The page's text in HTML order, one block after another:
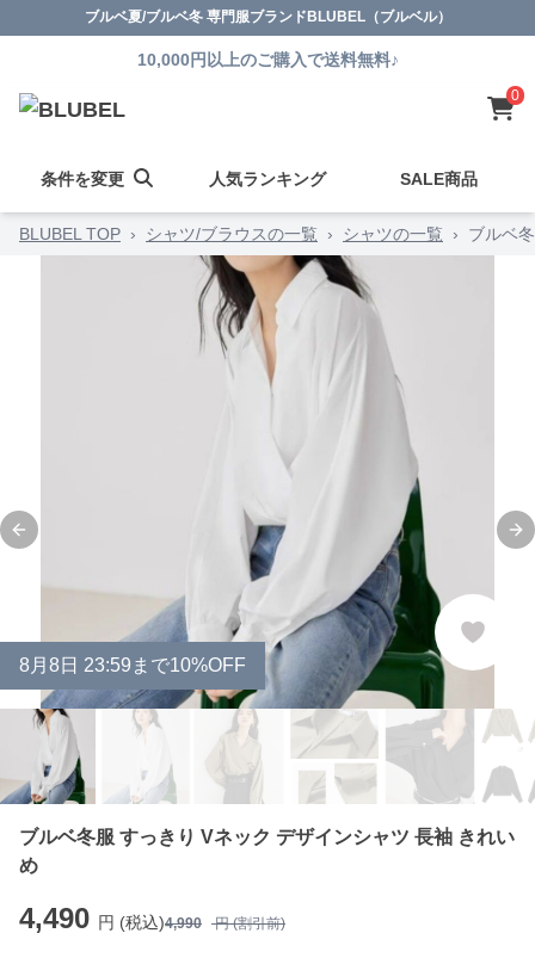
ブルベ夏/ブルベ冬 専門服ブランドBLUBEL（ブルベル）
10,000円以上のご購入で送料無料♪
0
条件を変更 人気ランキング SALE商品
BLUBEL TOP › シャツ/ブラウスの一覧 › シャツの一覧 › ブルベ
Previous slide
8 月 8 日 23:59まで10%OFF
ブルベ冬服 すっきり Vネック デザインシャツ 長袖 きれい
め
4,490 円 (税込)4,990 円 (割引前)